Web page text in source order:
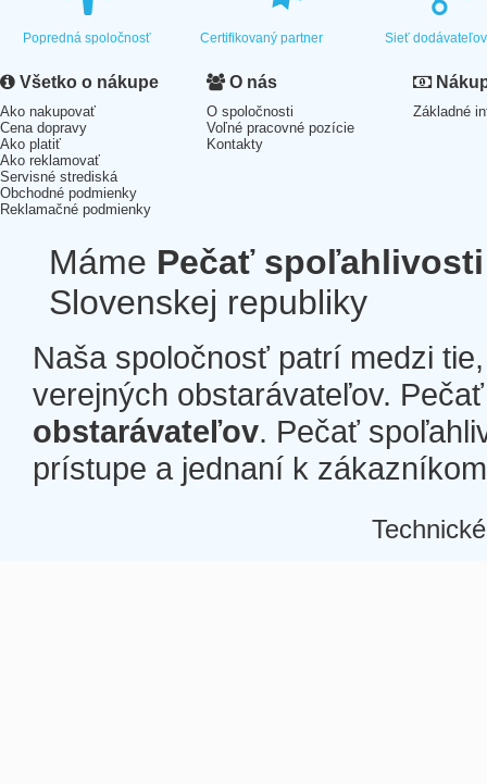
Popredná spoločnosť Certifikovaný partner Sieť dodávateľov
Všetko o nákupe
Ako nakupovať
Cena dopravy
Ako platiť
Ako reklamovať
Servisné strediská
Obchodné podmienky
Reklamačné podmienky
O nás
O spoločnosti
Voľné pracovné pozície
Kontakty
Základné
Máme Pečať spoľahlivosti
Slovenskej republiky
Naša spoločnosť patrí medzi
verejných obstarávateľov.
obstarávateľov. Pečať
prístupe a jednaní k